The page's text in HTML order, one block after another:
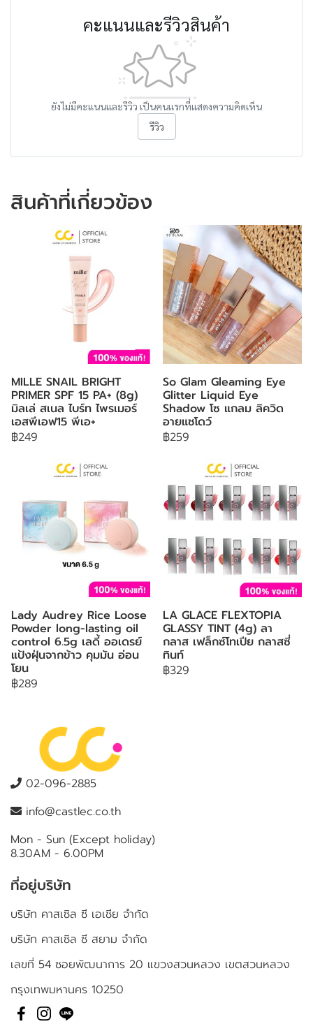
คะแนนและรีวิวสินค้า
ยังไม่มีคะแนนและรีวิว เป็นคนแรกที่แสดงความคิดเห็น
รีวิว
สินค้าที่เกี่ยวข้อง
MILLE SNAIL BRIGHT
PRIMER SPF 15 PA+ (8g)
มิลเล่ สเนล ไบร์ท ไพรเมอร์
เอสพีเอฟ15 พีเอ+
฿249
So Glam Gleaming Eye
Glitter Liquid Eye
Shadow โซ แกลม ลิควิด
อายแชโดว์
฿259
Lady Audrey Rice Loose
Powder long-lasting oil
control 6.5g เลดี้ ออเดรย์
แป้งฝุ่นจากข้าว คุมมัน อ่อน
โยน
฿289
LA GLACE FLEXTOPIA
GLASSY TINT (4g) ลา
กลาส เฟล็กซ์โทเปีย กลาสซี่
ทินท์
฿329
02-096-2885
info@castlec.co.th
Mon - Sun (Except holiday)
8.30AM - 6.00PM
ที่อยู่บริษัท
บริษัท คาสเซิล ซี เอเชีย จำกัด
บริษัท คาสเซิล ซี สยาม จำกัด
เลขที่ 54 ซอยพัฒนาการ 20 แขวงสวนหลวง เขตสวนหลวง
กรุงเทพมหานคร 10250